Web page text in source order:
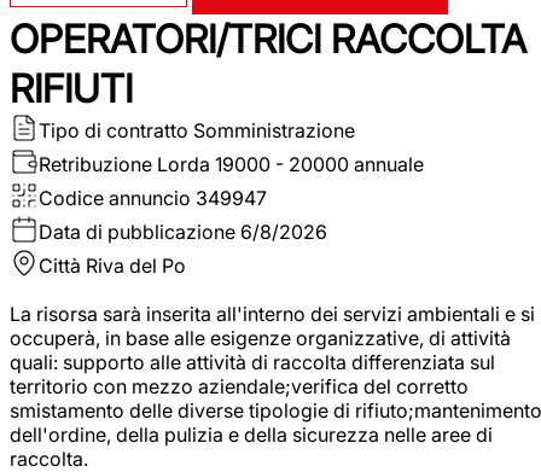
OPERATORI/TRICI RACCOLTA
RIFIUTI
Tipo di contratto Somministrazione
Retribuzione Lorda 19000 - 20000 annuale
Codice annuncio 349947
Data di pubblicazione 6/8/2026
Città Riva del Po
La risorsa sarà inserita all'interno dei servizi ambientali e si
occuperà, in base alle esigenze organizzative, di attività
quali: supporto alle attività di raccolta differenziata sul
territorio con mezzo aziendale;verifica del corretto
smistamento delle diverse tipologie di rifiuto;mantenimento
dell'ordine, della pulizia e della sicurezza nelle aree di
raccolta.